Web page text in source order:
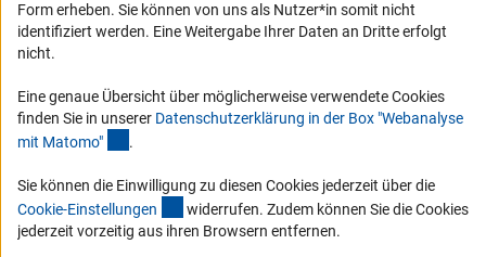
Erhalten Sie Neuigkeiten aus der DFG direkt in Ihr Mailpostfach oder
schauen Sie sich die Ausgaben online an.
Zum Newsletter
Impressum Datenschutz Cookie-Einstellungen
Kontakt
Service
Form erheben. Sie können von uns als Nutzer*in somit nicht
identifiziert werden. Eine Weitergabe Ihrer Daten an Dritte erfolgt
nicht.
Eine genaue Übersicht über möglicherweise verwendete Cookies
finden Sie in unserer Datenschutzerklärung in der Box "Webanalyse
mit Matomo" .
Sie können die Einwilligung zu diesen Cookies jederzeit über die
Cookie-Einstellungen (interner Link)
widerrufen. Zudem können Sie die Cookies
jederzeit vorzeitig aus ihren Browsern entfernen.